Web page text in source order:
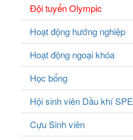
Đội tuyển Olympic
Hoạt động hướng nghiệp
Hoạt động ngoại khóa
Học bổng
Hội sinh viên Dầu khí SPE
Cựu Sinh viên